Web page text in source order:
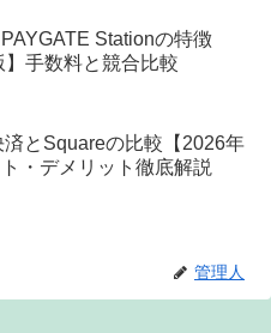
Stationの特徴
】手数料と競合比較
とSquareの比較【2026年
・デメリット徹底解説
管理人